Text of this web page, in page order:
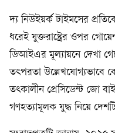
দ্য নিউইয়র্ক টাইমসের
ধরেই যুক্তরাষ্ট্রের ওপর
ডিআইএর মূল্যায়নে দেখা
তৎপরতা উল্লেখযোগ্যভাবে
তৎকালীন প্রেসিডেন্ট জো
গণহত্যামূলক যুদ্ধ নিয়ে